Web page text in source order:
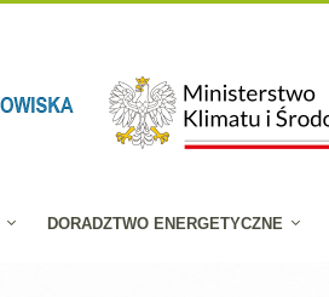
DORADZTWO ENERGETYCZNE